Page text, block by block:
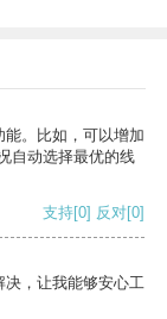
。比如，可以增加
自动选择最优的线
支持[0] 反对[0]
决，让我能够安心工